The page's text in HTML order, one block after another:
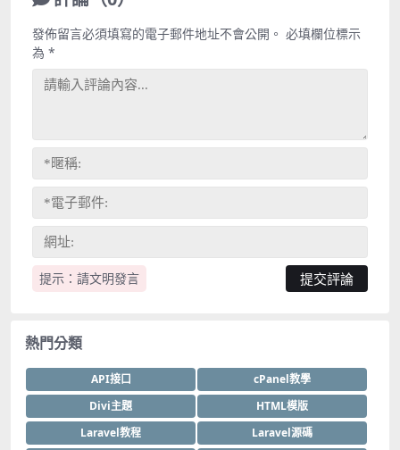
提示：請文明發言
發佈留言必須填寫的電子郵件地址不會公開。 必填欄位標示
為 *
熱門分類
API接口
cPanel教學
Divi主題
HTML模版
Laravel教程
Laravel源碼